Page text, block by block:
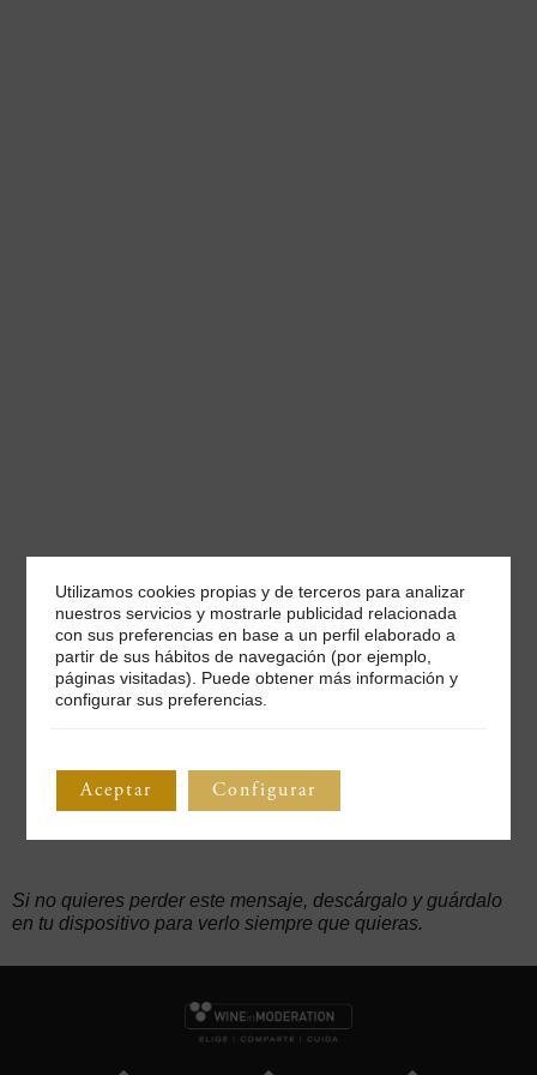
Si no quieres perder este mensaje, descárgalo y guárdalo
en tu dispositivo para verlo siempre que quieras.
Utilizamos cookies propias y de terceros para analizar
nuestros servicios y mostrarle publicidad relacionada
con sus preferencias en base a un perfil elaborado a
partir de sus hábitos de navegación (por ejemplo,
páginas visitadas). Puede obtener más información y
configurar sus preferencias.
Aceptar Configurar